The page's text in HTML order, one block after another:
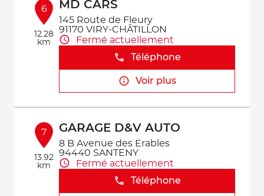
6
12.28
km
MD CARS
145 Route de Fleury
91170 VIRY-CHÂTILLON
Fermé actuellement
Téléphone
Voir plus
7
13.92
km
GARAGE D&V AUTO
8 B Avenue des Erables
94440 SANTENY
Fermé actuellement
Téléphone